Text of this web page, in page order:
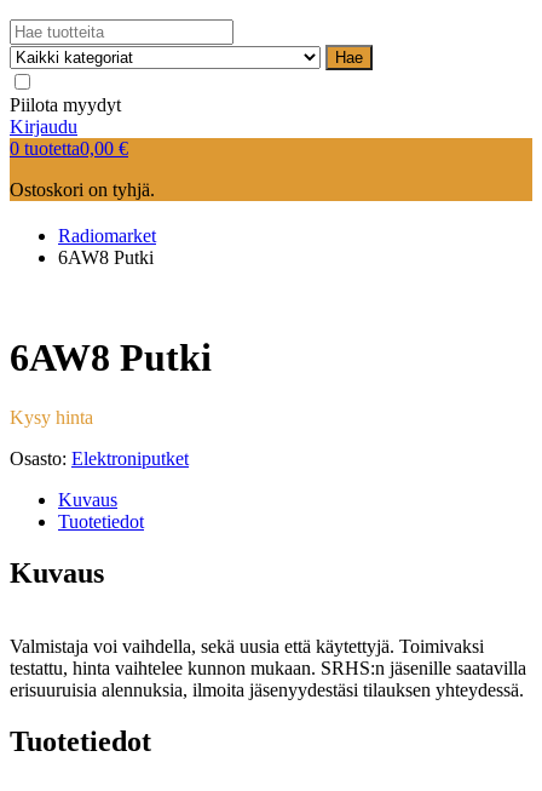
Hae
Piilota myydyt
Kirjaudu
0 tuotetta0,00 €
Ostoskori on tyhjä.
Radiomarket
6AW8 Putki
6AW8 Putki
Kysy hinta
Osasto: Elektroniputket
Kuvaus
Tuotetiedot
Kuvaus
Valmistaja voi vaihdella, sekä uusia että käytettyjä. Toimivaksi
testattu, hinta vaihtelee kunnon mukaan. SRHS:n jäsenille saatavilla
erisuuruisia alennuksia, ilmoita jäsenyydestäsi tilauksen yhteydessä.
Tuotetiedot